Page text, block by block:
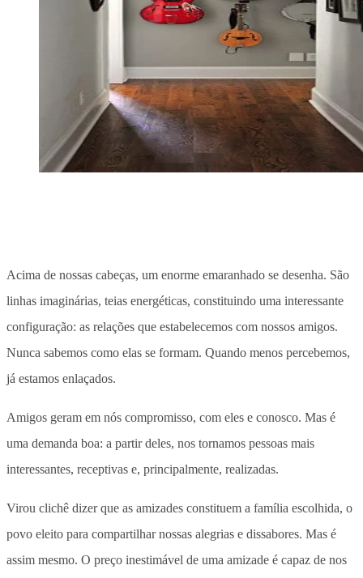
Acima de nossas cabeças, um enorme emaranhado se desenha. São
linhas imaginárias, teias energéticas, constituindo uma interessante
configuração: as relações que estabelecemos com nossos amigos.
Nunca sabemos como elas se formam. Quando menos percebemos,
já estamos enlaçados.
Amigos geram em nós compromisso, com eles e conosco. Mas é
uma demanda boa: a partir deles, nos tornamos pessoas mais
interessantes, receptivas e, principalmente, realizadas.
Virou clichê dizer que as amizades constituem a família escolhida, o
povo eleito para compartilhar nossas alegrias e dissabores. Mas é
assim mesmo. O preço inestimável de uma amizade é capaz de nos